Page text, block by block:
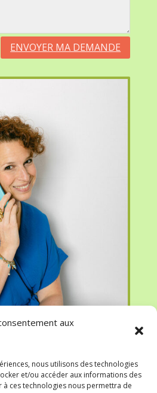
aux
nous utilisons des technologies
et/ou accéder aux informations des
à ces technologies nous permettra de
ENVOYER MA DEMANDE